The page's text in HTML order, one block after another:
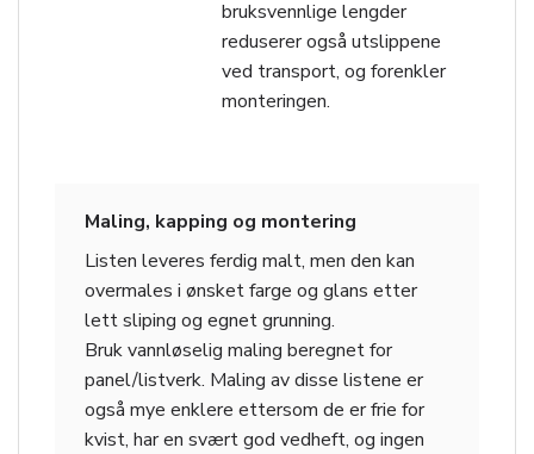
bruksvennlige lengder
reduserer også utslippene
ved transport, og forenkler
monteringen.
Maling, kapping og montering
Listen leveres ferdig malt, men den kan
overmales i ønsket farge og glans etter
lett sliping og egnet grunning.
Bruk vannløselig maling beregnet for
panel/listverk. Maling av disse listene er
også mye enklere ettersom de er frie for
kvist, har en svært god vedheft, og ingen